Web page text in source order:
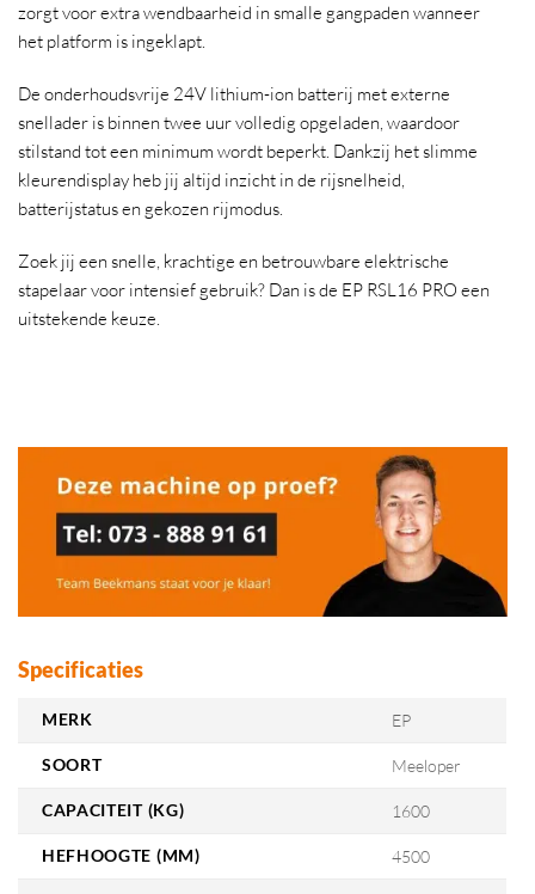
zorgt voor extra wendbaarheid in smalle gangpaden wanneer
het platform is ingeklapt.
De onderhoudsvrije 24V lithium-ion batterij met externe
snellader is binnen twee uur volledig opgeladen, waardoor
stilstand tot een minimum wordt beperkt. Dankzij het slimme
kleurendisplay heb jij altijd inzicht in de rijsnelheid,
batterijstatus en gekozen rijmodus.
Zoek jij een snelle, krachtige en betrouwbare elektrische
stapelaar voor intensief gebruik? Dan is de EP RSL16 PRO een
uitstekende keuze.
Specificaties
MERK EP
SOORT Meeloper
CAPACITEIT (KG) 1600
HEFHOOGTE (MM) 4500